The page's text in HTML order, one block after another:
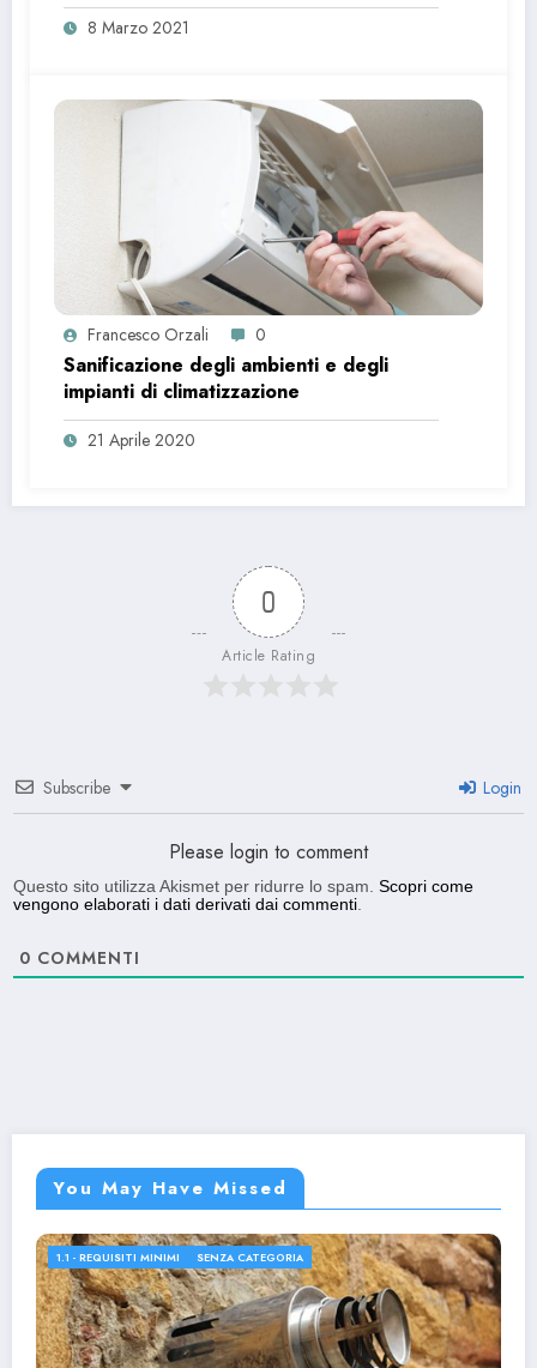
8 Marzo 2021
Francesco Orzali 0
Sanificazione degli ambienti e degli
impianti di climatizzazione
21 Aprile 2020
0
Article Rating
Subscribe Login
Please login to comment
Questo sito utilizza Akismet per ridurre lo spam. Scopri come
vengono elaborati i dati derivati dai commenti.
0 COMMENTI
You May Have Missed
1.1 - REQUISITI MINIMI SENZA CATEGORIA